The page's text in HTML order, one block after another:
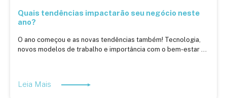
Quais tendências impactarão seu negócio neste
ano?
O ano começou e as novas tendências também! Tecnologia,
novos modelos de trabalho e importância com o bem-estar ...
Leia Mais